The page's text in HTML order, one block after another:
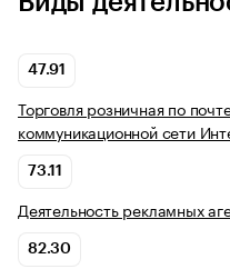
47.91
Торговля розничная по
коммуникационной сети
73.11
Деятельность рекламных
82.30